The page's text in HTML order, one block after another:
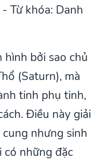
- Từ khóa: Danh
hình bởi sao chủ
(Saturn), mà
tinh phụ tinh,
Điều này giải
nhưng sinh
có những đặc